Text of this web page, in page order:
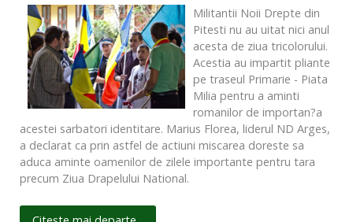
Militantii Noii Drepte din
Pitesti nu au uitat nici anul
acesta de ziua tricolorului.
Acestia au impartit pliante
pe traseul Primarie - Piata
Milia pentru a aminti
romanilor de importan?a
acestei sarbatori identitare. Marius Florea, liderul ND Arges,
a declarat ca prin astfel de actiuni miscarea doreste sa
aduca aminte oamenilor de zilele importante pentru tara
precum Ziua Drapelului National.